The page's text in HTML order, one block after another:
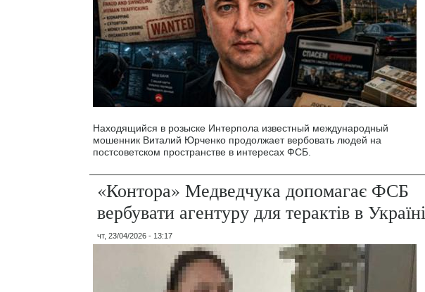
Находящийся в розыске Интерпола известный международный
мошенник Виталий Юрченко продолжает вербовать людей на
постсоветском пространстве в интересах ФСБ.
«Контора» Медведчука допомагає ФСБ
вербувати агентуру для терактів в Україні
чт, 23/04/2026 - 13:17